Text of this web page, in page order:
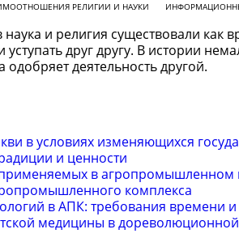
РЕЛИГИИ И НАУКИ
и религия существовали
друг другу. В истории
деятельность другой.
в условиях изменяющихся
и ценности
в агропромышленном
комплекса
в АПК: требования времени
медицины в